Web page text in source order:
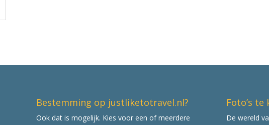
Bestemming op justliketotravel.nl?
Ook dat is mogelijk. Kies voor een of meerdere
Foto’s te
De wereld